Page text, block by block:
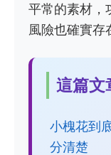
平常的素材，
風險也確實存
這篇文
小槐花到
分清楚